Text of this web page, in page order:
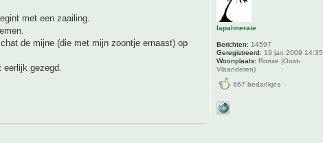
met een zaailing.
de mijne (die met mijn zoontje ernaast) op
eerlijk gezegd.
lapalmeraie
Berichten: 14597
Geregistreerd: 19 jan 2009 14:35
Woonplaats: Ronse (Oost-
Vlaanderen)
867 bedankjes